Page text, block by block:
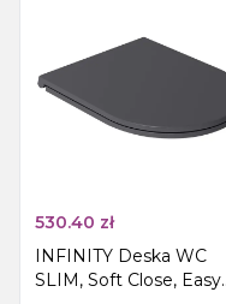
530.40 zł
INFINITY Deska WC
SLIM, Soft Close, Easy